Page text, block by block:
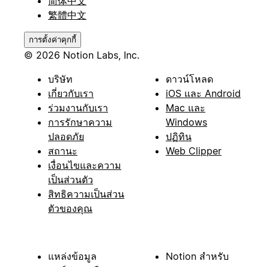
繁體中文
การตั้งค่าคุกกี้
© 2026 Notion Labs, Inc.
บริษัท
เกี่ยวกับเรา
ร่วมงานกับเรา
การรักษาความ
ปลอดภัย
สถานะ
เงื่อนไขและความ
เป็นส่วนตัว
สิทธิความเป็นส่วน
ตัวของคุณ
ดาวน์โหลด
iOS และ Android
Mac และ
Windows
ปฏิทิน
Web Clipper
แหล่งข้อมูล
Notion สำหรับ